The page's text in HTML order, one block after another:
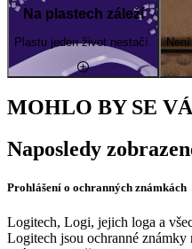
Na plastech záleží
Plastu jeden život nestačí.
MOHLO BY SE
Naposledy
Prohlášení o ochranných známkách
Logitech, Logi, jejich loga a
Logitech jsou ochranné známky